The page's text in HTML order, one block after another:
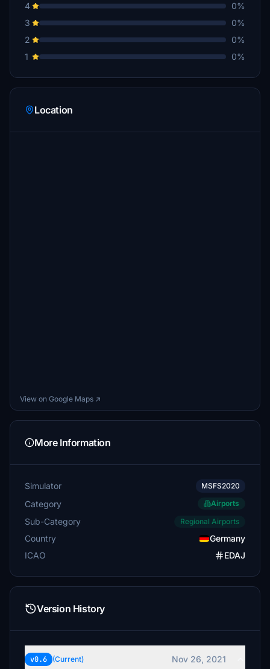
4
0%
3
0%
2
0%
1
0%
Location
View on Google Maps ↗
More Information
Simulator MSFS2020
Category Airports
Sub-Category Regional Airports
Country
Germany
ICAO
EDAJ
Version History
v0.6 (Current) Nov 26, 2021